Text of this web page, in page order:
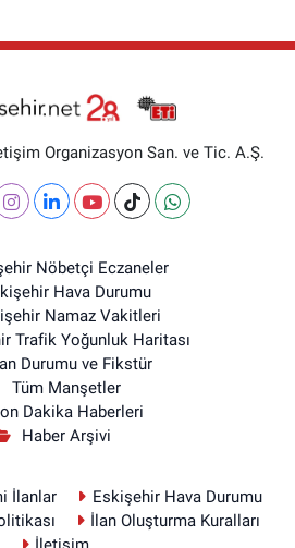
Organizasyon San. ve Tic. A.Ş.
Nöbetçi Eczaneler
Hava Durumu
Namaz Vakitleri
Trafik Yoğunluk Haritası
Durumu ve Fikstür
Tüm Manşetler
Dakika Haberleri
Haber Arşivi
İlanlar
Eskişehir Hava Durumu
İlan Oluşturma Kuralları